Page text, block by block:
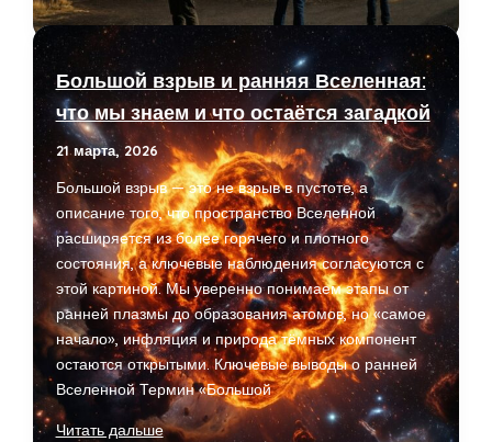
Seti,
техносигнатуры
парадокс
Ферми
Большой взрыв и ранняя Вселенная:
что мы знаем и что остаётся загадкой
21 марта, 2026
Большой взрыв — это не взрыв в пустоте, а
описание того, что пространство Вселенной
расширяется из более горячего и плотного
состояния, а ключевые наблюдения согласуются с
этой картиной. Мы уверенно понимаем этапы от
ранней плазмы до образования атомов, но «самое
начало», инфляция и природа тёмных компонент
остаются открытыми. Ключевые выводы о ранней
Вселенной Термин «Большой
Большой
Читать дальше